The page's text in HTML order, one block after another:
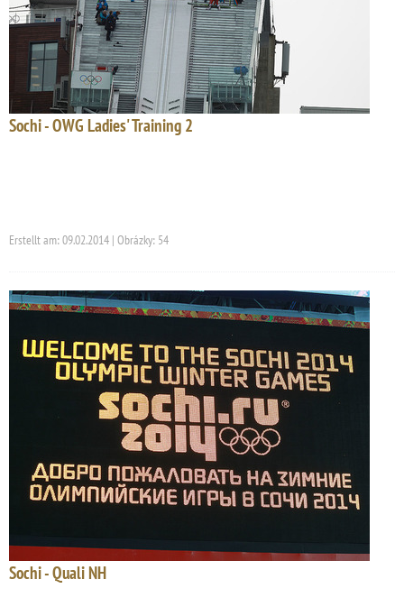
Sochi - OWG Ladies' Training 2
Erstellt am: 09.02.2014 | Obrázky: 54
Sochi - Quali NH